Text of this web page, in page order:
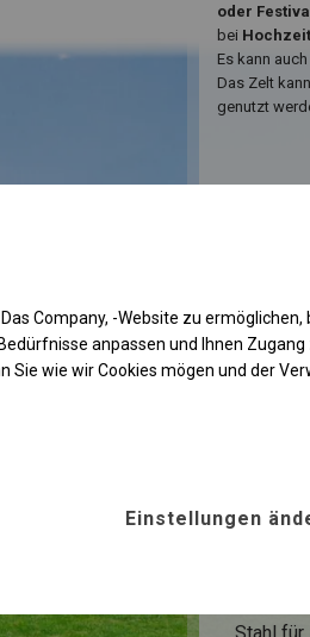
oder
bei
Es kann
Das Zelt
genutzt
ROHRE
Company, -Website zu
anpassen und Ihnen
wie wir Cookies mögen und der
Einstellungen